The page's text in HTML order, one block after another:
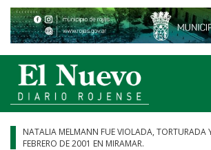
NATALIA MELMANN FUE VIOLADA, TORTURADA
FEBRERO DE 2001 EN MIRAMAR.